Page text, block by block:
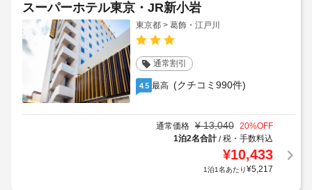
スーパーホテル東京・JR新小岩
東京都 > 葛飾・江戸川
通常割引
4.5 最高 (クチコミ990件)
通常価格 ¥ 13,040 20%OFF
1泊2名合計/税・手数料込
¥10,433
1泊1名あたり¥5,217